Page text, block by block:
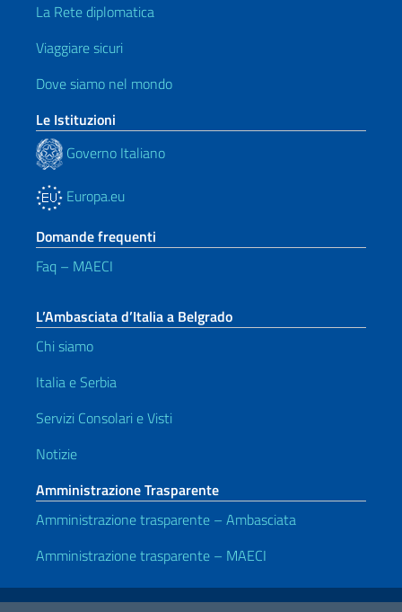
La Rete diplomatica
Viaggiare sicuri
Dove siamo nel mondo
Le Istituzioni
Governo Italiano
Europa.eu
Domande frequenti
Faq – MAECI
L’Ambasciata d’Italia a Belgrado
Chi siamo
Italia e Serbia
Servizi Consolari e Visti
Notizie
Amministrazione Trasparente
Amministrazione trasparente – Ambasciata
Amministrazione trasparente – MAECI
Link Utili